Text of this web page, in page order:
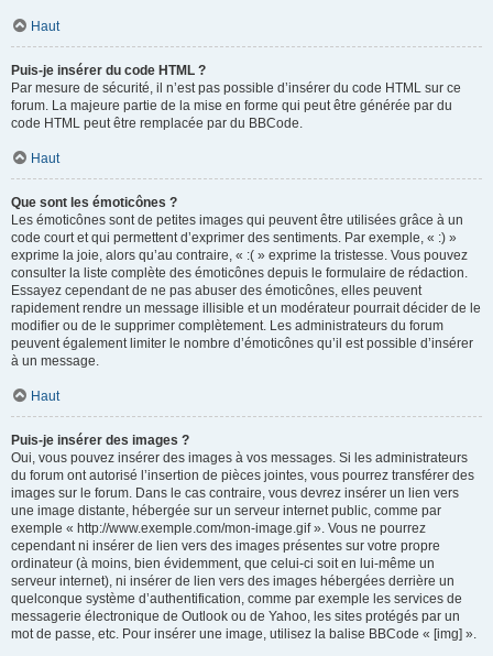
Haut
Puis-je insérer du code HTML ?
Par mesure de sécurité, il n’est pas possible d’insérer du code HTML sur ce
forum. La majeure partie de la mise en forme qui peut être générée par du
code HTML peut être remplacée par du BBCode.
Haut
Que sont les émoticônes ?
Les émoticônes sont de petites images qui peuvent être utilisées grâce à un
code court et qui permettent d’exprimer des sentiments. Par exemple, « :) »
exprime la joie, alors qu’au contraire, « :( » exprime la tristesse. Vous pouvez
consulter la liste complète des émoticônes depuis le formulaire de rédaction.
Essayez cependant de ne pas abuser des émoticônes, elles peuvent
rapidement rendre un message illisible et un modérateur pourrait décider de le
modifier ou de le supprimer complètement. Les administrateurs du forum
peuvent également limiter le nombre d’émoticônes qu’il est possible d’insérer
à un message.
Haut
Puis-je insérer des images ?
Oui, vous pouvez insérer des images à vos messages. Si les administrateurs
du forum ont autorisé l’insertion de pièces jointes, vous pourrez transférer des
images sur le forum. Dans le cas contraire, vous devrez insérer un lien vers
une image distante, hébergée sur un serveur internet public, comme par
exemple « http://www.exemple.com/mon-image.gif ». Vous ne pourrez
cependant ni insérer de lien vers des images présentes sur votre propre
ordinateur (à moins, bien évidemment, que celui-ci soit en lui-même un
serveur internet), ni insérer de lien vers des images hébergées derrière un
quelconque système d’authentification, comme par exemple les services de
messagerie électronique de Outlook ou de Yahoo, les sites protégés par un
mot de passe, etc. Pour insérer une image, utilisez la balise BBCode « [img] ».